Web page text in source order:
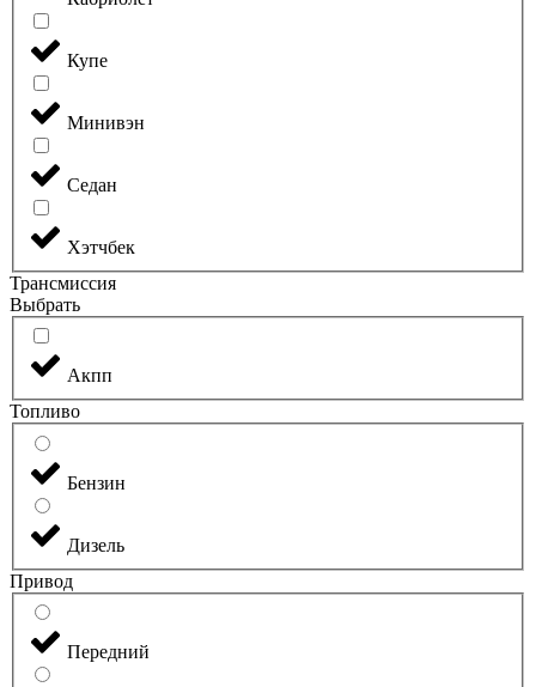
Купе
Минивэн
Седан
Хэтчбек
Трансмиссия
Выбрать
Акпп
Топливо
Бензин
Дизель
Привод
Передний